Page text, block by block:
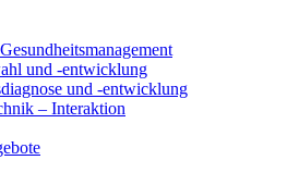
und -entwicklung
und -entwicklung
– Interaktion